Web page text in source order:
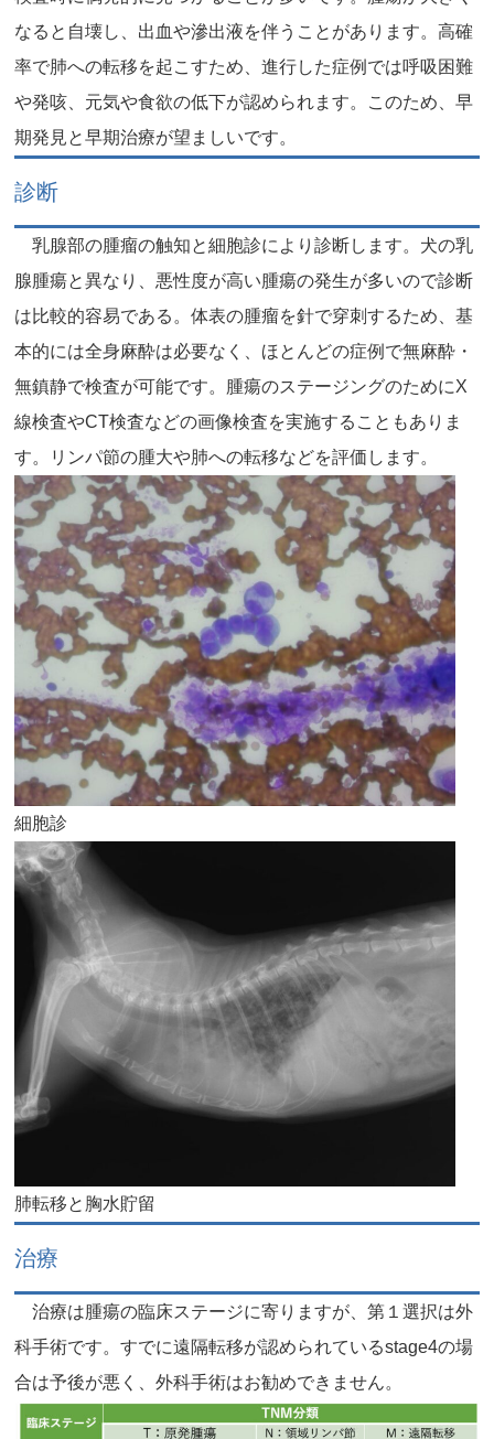
なると自壊し、出血や滲出液を伴うことがあります。高確
率で肺への転移を起こすため、進行した症例では呼吸困難
や発咳、元気や食欲の低下が認められます。このため、早
期発見と早期治療が望ましいです。
診断
乳腺部の腫瘤の触知と細胞診により診断します。犬の乳
腺腫瘍と異なり、悪性度が高い腫瘍の発生が多いので診断
は比較的容易である。体表の腫瘤を針で穿刺するため、基
本的には全身麻酔は必要なく、ほとんどの症例で無麻酔・
無鎮静で検査が可能です。腫瘍のステージングのためにX
線検査やCT検査などの画像検査を実施することもありま
す。リンパ節の腫大や肺への転移などを評価します。
細胞診
肺転移と胸水貯留
治療
治療は腫瘍の臨床ステージに寄りますが、第１選択は外
科手術です。すでに遠隔転移が認められているstage4の場
合は予後が悪く、外科手術はお勧めできません。